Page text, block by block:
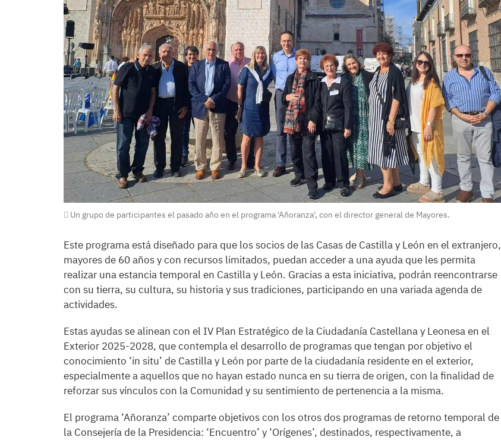
Un grupo de participantes el pasado año en el programa 'Añoranza', con el director general de Mayores.
Este programa está diseñado para que los socios de las Casas de Castilla y León en el extranjero,
mayores de 60 años y con recursos limitados, puedan acceder a una ayuda que les permita
realizar una estancia temporal en Castilla y León. Gracias a esta iniciativa, podrán reencontrarse
con su tierra, su cultura, su historia y sus tradiciones, participando en una variada agenda de
actividades.
Estas ayudas se alinean con el IV Plan Estratégico de la Ciudadanía Castellana y Leonesa en el
Exterior 2025-2028, que contempla el desarrollo de programas que tengan por objetivo el
conocimiento ‘in situ’ de Castilla y León por parte de la ciudadanía residente en el exterior,
especialmente a aquellos que no hayan estado nunca en su tierra de origen, con la finalidad de
reforzar sus vínculos con la Comunidad y su sentimiento de pertenencia a la misma.
El programa ‘Añoranza’ comparte objetivos con los otros dos programas de retorno temporal de
la Consejería de la Presidencia: ‘Encuentro’ y ‘Orígenes’, destinados, respectivamente, a